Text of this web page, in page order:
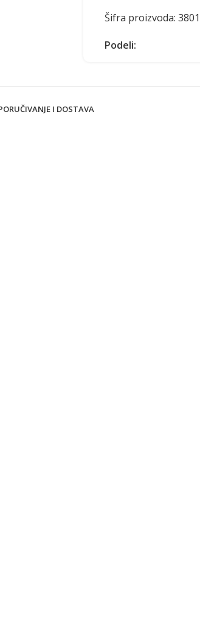
Šifra proizvoda:
Podeli:
I DOSTAVA